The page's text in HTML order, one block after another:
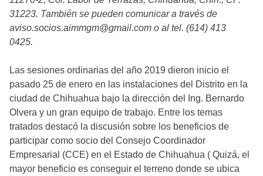
31223. También se pueden comunicar a través de
aviso.socios.aimmgm@gmail.com o al tel. (614) 413
0425.
Las sesiones ordinarias del año 2019 dieron inicio el
pasado 25 de enero en las instalaciones del Distrito en la
ciudad de Chihuahua bajo la dirección del Ing. Bernardo
Olvera y un gran equipo de trabajo. Entre los temas
tratados destacó la discusión sobre los beneficios de
participar como socio del Consejo Coordinador
Empresarial (CCE) en el Estado de Chihuahua ( Quizá, el
mayor beneficio es conseguir el terreno donde se ubica